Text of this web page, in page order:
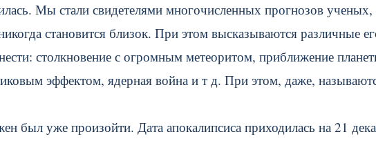
Мы стали свидетелями многочисленных прогнозов ученых,
становится близок. При этом высказываются различные
столкновение с огромным метеоритом, приближение
эффектом, ядерная война и т д. При этом, даже,
был уже произойти. Дата апокалипсиса приходилась на 21